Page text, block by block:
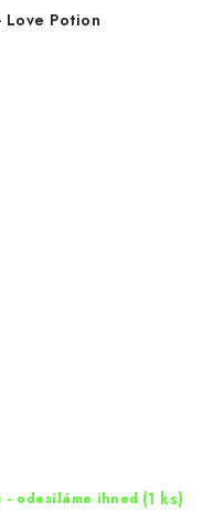
Potion
- odesíláme ihned (1 ks)